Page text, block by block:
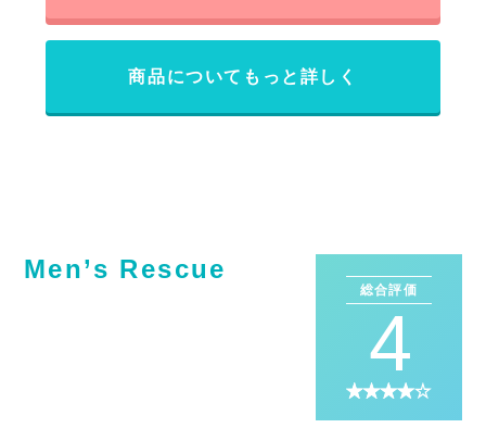
商品についてもっと詳しく
Men’s Rescue
総合評価
4